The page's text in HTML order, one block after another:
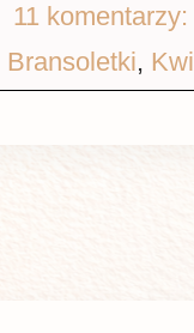
11 komentarzy:
Bransoletki,